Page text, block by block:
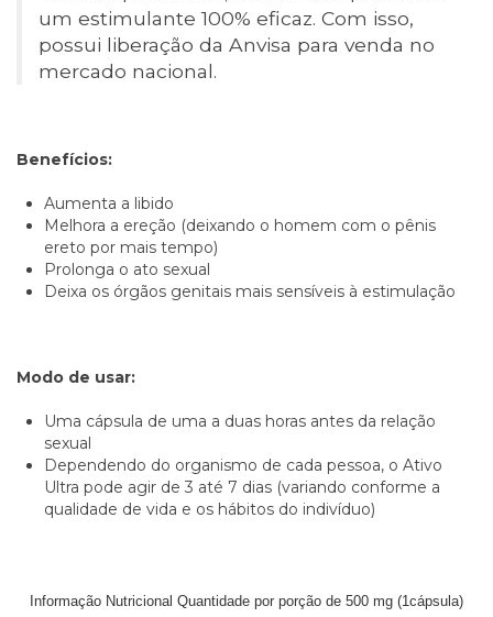
um estimulante 100% eficaz. Com isso,
possui liberação da Anvisa para venda no
mercado nacional.
Benefícios:
Aumenta a libido
Melhora a ereção (deixando o homem com o pênis
ereto por mais tempo)
Prolonga o ato sexual
Deixa os órgãos genitais mais sensíveis à estimulação
Modo de usar:
Uma cápsula de uma a duas horas antes da relação
sexual
Dependendo do organismo de cada pessoa, o Ativo
Ultra pode agir de 3 até 7 dias (variando conforme a
qualidade de vida e os hábitos do indivíduo)
Informação Nutricional Quantidade por porção de 500 mg (1cápsula)